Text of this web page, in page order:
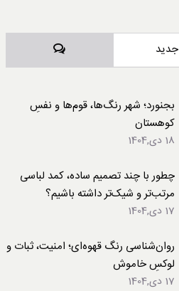
جدید دیدگاه‌ها
بجنورد؛ شهر رنگ‌ها، قوم‌ها و نفسِ
کوهستان
18 دی,1404
چطور با چند تصمیم ساده، کمد لباسی
مرتب‌تر و شیک‌تر داشته باشیم؟
17 دی,1404
روان‌شناسی رنگ قهوه‌ای؛ امنیت، ثبات و
لوکسِ خاموش
17 دی,1404